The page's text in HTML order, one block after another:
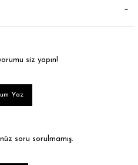
siz yapın!
Yaz
soru sorulmamış.